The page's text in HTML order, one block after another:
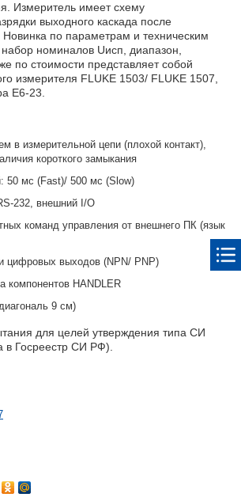
Измеритель имеет схему
выходного каскада после
Новинка по параметрам и техническим
номиналов Uисп, диапазон,
по стоимости представляет собой
измерителя FLUKE 1503/ FLUKE 1507,
Е6-23.
в измерительной цепи (плохой контакт),
короткого замыкания
50 мс (Fast)/ 500 мс (Slow)
232, внешний I/O
команд управления от внешнего ПК (язык
цифровых выходов (NPN/ PNP)
компонентов HANDLER
9 см)
для целей утверждения типа СИ
в Госреестр СИ РФ).